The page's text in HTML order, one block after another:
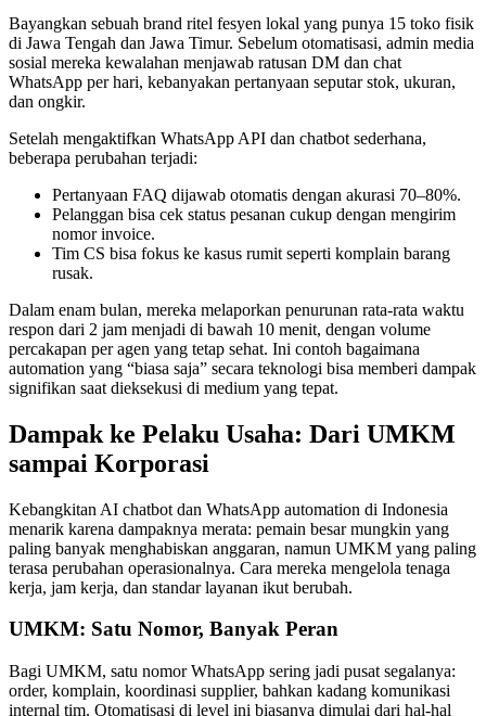
Bayangkan sebuah brand ritel fesyen lokal yang punya 15 toko fisik
di Jawa Tengah dan Jawa Timur. Sebelum otomatisasi, admin media
sosial mereka kewalahan menjawab ratusan DM dan chat
WhatsApp per hari, kebanyakan pertanyaan seputar stok, ukuran,
dan ongkir.
Setelah mengaktifkan WhatsApp API dan chatbot sederhana,
beberapa perubahan terjadi:
Pertanyaan FAQ dijawab otomatis dengan akurasi 70–80%.
Pelanggan bisa cek status pesanan cukup dengan mengirim
nomor invoice.
Tim CS bisa fokus ke kasus rumit seperti komplain barang
rusak.
Dalam enam bulan, mereka melaporkan penurunan rata-rata waktu
respon dari 2 jam menjadi di bawah 10 menit, dengan volume
percakapan per agen yang tetap sehat. Ini contoh bagaimana
automation yang “biasa saja” secara teknologi bisa memberi dampak
signifikan saat dieksekusi di medium yang tepat.
Dampak ke Pelaku Usaha: Dari UMKM
sampai Korporasi
Kebangkitan AI chatbot dan WhatsApp automation di Indonesia
menarik karena dampaknya merata: pemain besar mungkin yang
paling banyak menghabiskan anggaran, namun UMKM yang paling
terasa perubahan operasionalnya. Cara mereka mengelola tenaga
kerja, jam kerja, dan standar layanan ikut berubah.
UMKM: Satu Nomor, Banyak Peran
Bagi UMKM, satu nomor WhatsApp sering jadi pusat segalanya:
order, komplain, koordinasi supplier, bahkan kadang komunikasi
internal tim. Otomatisasi di level ini biasanya dimulai dari hal-hal